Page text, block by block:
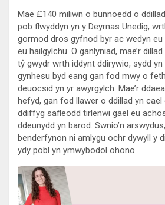
Mae £140 miliwn o bunnoedd o
pob flwyddyn yn y Deyrnas Unedig,
gormod dros gyfnod byr ac wedyn eu
eu hailgylchu. O ganlyniad, mae’r
tŷ gwydr wrth iddynt ddirywio, sydd
gynhesu byd eang gan fod mwy o
deuocsid yn yr awyrgylch. Mae’r
hefyd, gan fod llawer o ddillad yn cael
ddiffyg safleodd tirlenwi gael eu
ddeunydd yn barod. Swnio’n
benderfynon ni amlygu ochr dywyll y
ydy pobl yn ymwybodol ohono.